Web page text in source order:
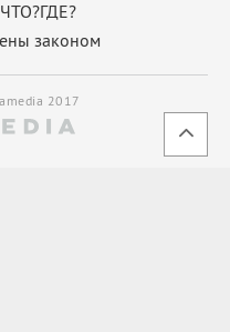
законом
2017